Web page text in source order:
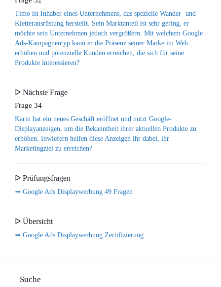
Timo ist Inhaber eines Unternehmens, das spezielle Wander- und
Kletterausrüstung herstellt. Sein Marktanteil ist sehr gering, er
möchte sein Unternehmen jedoch vergrößern. Mit welchem Google
Ads-Kampagnentyp kann er die Präsenz seiner Marke im Web
erhöhen und potenzielle Kunden erreichen, die sich für seine
Produkte interessieren?
ᐅ Nächste Frage
Frage 34
Karin hat ein neues Geschäft eröffnet und nutzt Google-
Displayanzeigen, um die Bekanntheit ihrer aktuellen Produkte zu
erhöhen. Inwiefern helfen diese Anzeigen ihr dabei, ihr
Marketingziel zu erreichen?
ᐅ Prüfungsfragen
➟ Google Ads Displaywerbung 49 Fragen
ᐅ Übersicht
➟ Google Ads Displaywerbung Zertifizierung
Suche